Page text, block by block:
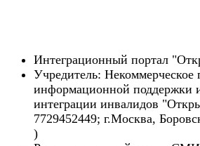
Интеграционный портал
Учредитель: Некоммерческое
информационной поддержки
интеграции инвалидов
7729452449; г.Москва,
)